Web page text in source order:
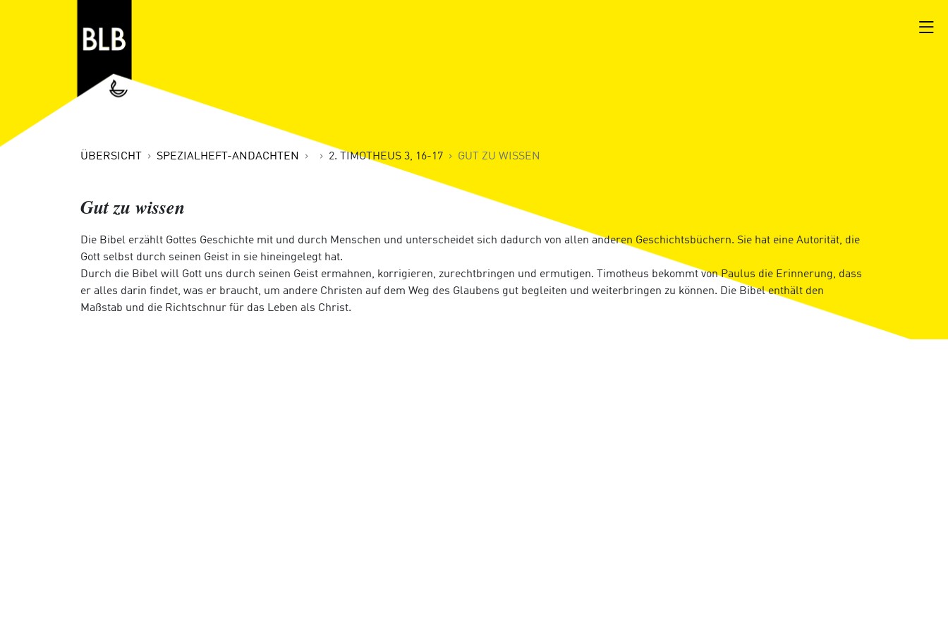
ÜBERSICHT SPEZIALHEFT-ANDACHTEN 2. TIMOTHEUS 3, 16-17 GUT ZU WISSEN
Gut zu wissen
Die Bibel erzählt Gottes Geschichte mit und durch Menschen und unterscheidet sich dadurch von allen anderen Geschichtsbüchern. Sie hat eine Autorität, die
Gott selbst durch seinen Geist in sie hineingelegt hat.
Durch die Bibel will Gott uns durch seinen Geist ermahnen, korrigieren, zurechtbringen und ermutigen. Timotheus bekommt von Paulus die Erinnerung, dass
er alles darin findet, was er braucht, um andere Christen auf dem Weg des Glaubens gut begleiten und weiterbringen zu können. Die Bibel enthält den
Maßstab und die Richtschnur für das Leben als Christ.